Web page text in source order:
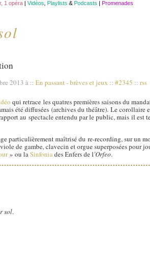
1 opéra | Vidéos Playlists & Podcasts | Promenades
2013 à :: En passant - brèves et jeux :: #2345 :: rss
qui retrace les quatres premières saisons du
été diffusées (archives du théâtre). Le corollaire
au spectacle entendu par le public, mais il
particulièrement maîtrisé du re-recording, sur un
de gambe, clavecin et orgue superposées pour
» ou laSinfoniades Enfers de l'Orfeo.
sol.